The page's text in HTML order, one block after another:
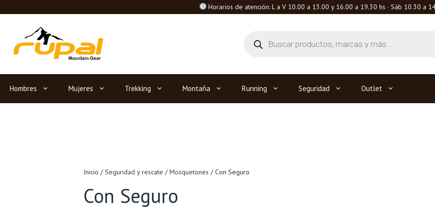
al
Horarios de atención: L a V 10.00 a 13.00 y 16.00 a 19.30 hs · Sáb 10.30 a
productos
Hombres Mujeres Trekking Montaña Running Seguridad Outlet
Inicio /Seguridad y rescate /Mosquetones / Con Seguro
Con Seguro